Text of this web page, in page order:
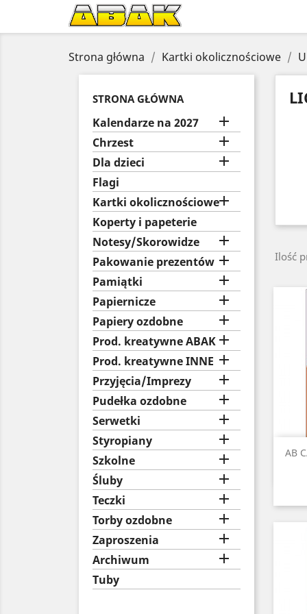
Strona główna Kartki okolicznościowe
STRONA GŁÓWNA
Kalendarze na 2027 
Chrzest 
Dla dzieci 
Flagi
Kartki okolicznościowe
Koperty i papeterie
Notesy/Skorowidze

Pakowanie prezentów 
Pamiątki 
Papiernicze 
Papiery ozdobne 
Prod. kreatywne ABAK
Prod. kreatywne INNE 
Przyjęcia/Imprezy 
Pudełka ozdobne 
Serwetki 
Styropiany 
Szkolne 
Śluby 
Teczki 
Torby ozdobne 
Zaproszenia 
Archiwum 
Tuby
Ilość
AB